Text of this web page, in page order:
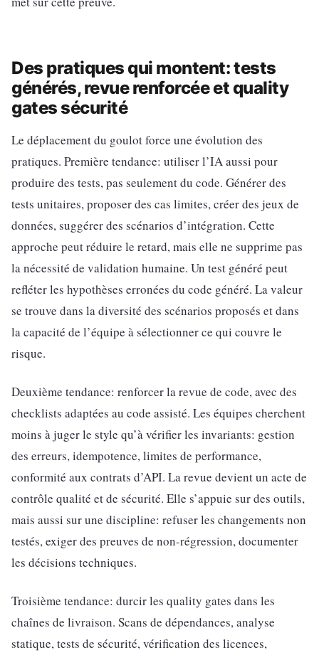
Des pratiques qui montent: tests
générés, revue renforcée et quality
gates sécurité
Le déplacement du goulot force une évolution des
pratiques. Première tendance: utiliser l’IA aussi pour
produire des tests, pas seulement du code. Générer des
tests unitaires, proposer des cas limites, créer des jeux de
données, suggérer des scénarios d’intégration. Cette
approche peut réduire le retard, mais elle ne supprime pas
la nécessité de validation humaine. Un test généré peut
refléter les hypothèses erronées du code généré. La valeur
se trouve dans la diversité des scénarios proposés et dans
la capacité de l’équipe à sélectionner ce qui couvre le
risque.
Deuxième tendance: renforcer la revue de code, avec des
checklists adaptées au code assisté. Les équipes cherchent
moins à juger le style qu’à vérifier les invariants: gestion
des erreurs, idempotence, limites de performance,
conformité aux contrats d’API. La revue devient un acte de
contrôle qualité et de sécurité. Elle s’appuie sur des outils,
mais aussi sur une discipline: refuser les changements non
testés, exiger des preuves de non-régression, documenter
les décisions techniques.
Troisième tendance: durcir les quality gates dans les
chaînes de livraison. Scans de dépendances, analyse
statique, tests de sécurité, vérification des licences,